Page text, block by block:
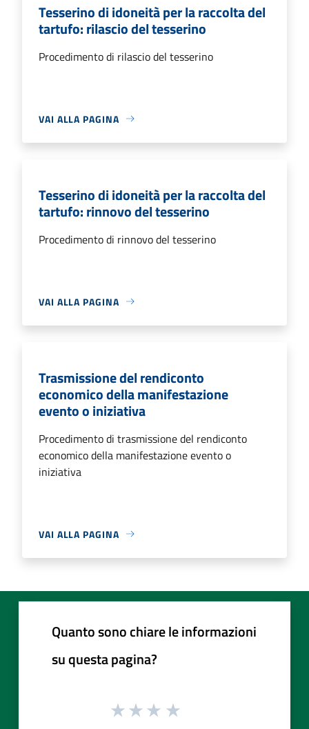
Tesserino di idoneità per la raccolta del
tartufo: rilascio del tesserino
Procedimento di rilascio del tesserino
VAI ALLA PAGINA
Tesserino di idoneità per la raccolta del
tartufo: rinnovo del tesserino
Procedimento di rinnovo del tesserino
VAI ALLA PAGINA
Trasmissione del rendiconto
economico della manifestazione
evento o iniziativa
Procedimento di trasmissione del rendiconto
economico della manifestazione evento o
iniziativa
VAI ALLA PAGINA
Quanto sono chiare le informazioni
su questa pagina?